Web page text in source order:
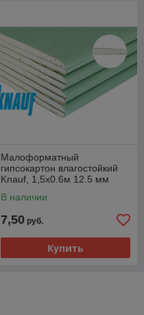
Малоформатный
гипсокартон влагостойкий
Knauf, 1,5х0.6м 12.5 мм
В наличии
7,50 руб.
Купить